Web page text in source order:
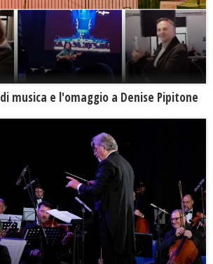
musica e l'omaggio a Denise Pipitone